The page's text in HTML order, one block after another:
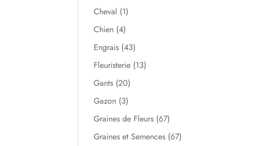
Cheval (1)
Chien (4)
Engrais (43)
Fleuristerie (13)
Gants (20)
Gazon (3)
Graines de Fleurs (67)
Graines et Semences (67)